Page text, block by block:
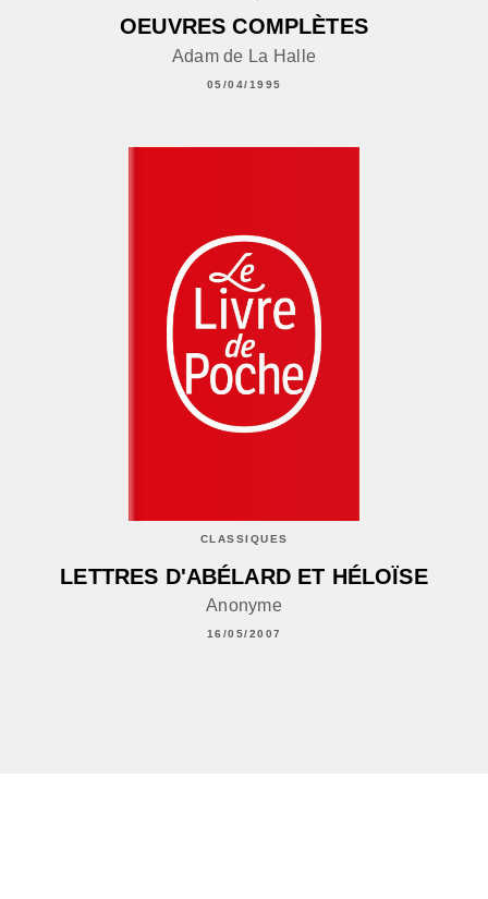
OEUVRES COMPLÈTES
Adam de La Halle
05/04/1995
CLASSIQUES
LETTRES D'ABÉLARD ET HÉLOÏSE
Anonyme
16/05/2007